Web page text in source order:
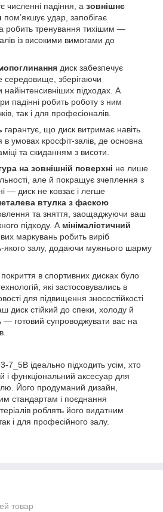
численні падіння, а зовнішнє
пом’якшує удар, запобігає
робить тренування тихішим —
із високими вимогами до
диск забезпечує
середовище, зберігаючи
найінтенсивніших підходах. А
падінні робить роботу з ним
так і для професіоналів.
гарантує, що диск витримає навіть
в умовах кросфіт-залів, де основна
та скиданням з висоти.
на зовнішній поверхні не лише
але й покращує зчеплення з
— диск не ковзає і легше
втулка з фаскою
та зняття, заощаджуючи ваш
підходу. А мінімалістичний
маркувань робить виріб
якого залу, додаючи мужнього шарму
в спортивних дисках було
які застосовувались в
для підвищення зносостійкості
диск стійкий до спеки, холоду й
готовий супроводжувати вас на
ідеально підходить усім, хто
і функціональний аксесуар для
Його продуманий дизайн,
стандартам і поєднання
роблять його видатним
і для професійного залу.
товар